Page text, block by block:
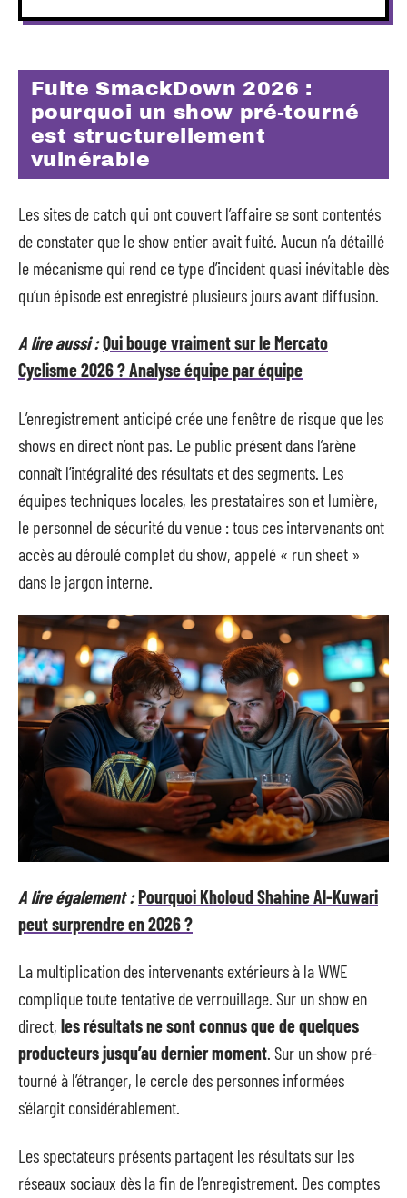
Fuite SmackDown 2026 :
pourquoi un show pré-tourné
est structurellement
vulnérable
Les sites de catch qui ont couvert l’affaire se sont contentés
de constater que le show entier avait fuité. Aucun n’a détaillé
le mécanisme qui rend ce type d’incident quasi inévitable dès
qu’un épisode est enregistré plusieurs jours avant diffusion.
A lire aussi :Qui bouge vraiment sur le Mercato
Cyclisme 2026 ? Analyse équipe par équipe
L’enregistrement anticipé crée une fenêtre de risque que les
shows en direct n’ont pas. Le public présent dans l’arène
connaît l’intégralité des résultats et des segments. Les
équipes techniques locales, les prestataires son et lumière,
le personnel de sécurité du venue : tous ces intervenants ont
accès au déroulé complet du show, appelé « run sheet »
dans le jargon interne.
A lire également :Pourquoi Kholoud Shahine Al-Kuwari
peut surprendre en 2026 ?
La multiplication des intervenants extérieurs à la WWE
complique toute tentative de verrouillage. Sur un show en
direct, les résultats ne sont connus que de quelques
producteurs jusqu’au dernier moment. Sur un show pré-
tourné à l’étranger, le cercle des personnes informées
s’élargit considérablement.
Les spectateurs présents partagent les résultats sur les
réseaux sociaux dès la fin de l’enregistrement. Des comptes